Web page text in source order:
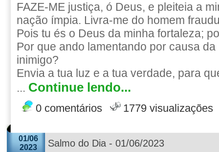
FAZE-ME justiça, ó Deus, e pleiteia a
nação ímpia. Livra-me do homem
Pois tu és o Deus da minha fortaleza;
Por que ando lamentando por causa
inimigo?
Envia a tua luz e a tua verdade, para
... Continue lendo...
0 comentários 1779 visualizações
01/06
2023
Salmo do Dia - 01/06/2023